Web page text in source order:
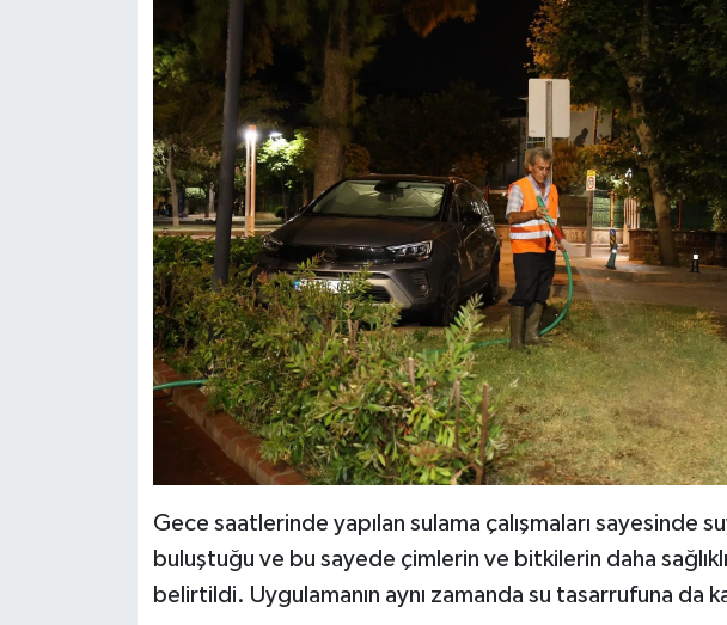
Gece saatlerinde yapılan sulama çalışmaları sayesinde
buluştuğu ve bu sayede çimlerin ve bitkilerin daha
belirtildi. Uygulamanın aynı zamanda su tasarrufuna da